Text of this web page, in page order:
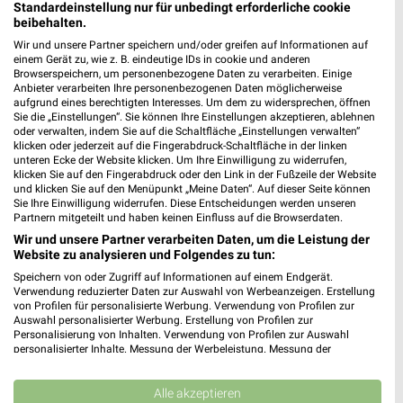
Gundelsheimer Str. 3
96103 Hallstadt
336,94 km
Drogerie & Parfümerie Angebote für Bamberg
und Umgebung
6 Prospekte
Müller Müller
Standardeinstellung nur für unbedingt erforderliche cookie
beibehalten.
Wir und unsere Partner speichern und/oder greifen auf Informationen auf
einem Gerät zu, wie z. B. eindeutige IDs in cookie und anderen
Browserspeichern, um personenbezogene Daten zu verarbeiten. Einige
Anbieter verarbeiten Ihre personenbezogenen Daten möglicherweise
aufgrund eines berechtigten Interesses. Um dem zu widersprechen, öffnen
Sie die „Einstellungen“. Sie können Ihre Einstellungen akzeptieren, ablehnen
oder verwalten, indem Sie auf die Schaltfläche „Einstellungen verwalten“
klicken oder jederzeit auf die Fingerabdruck-Schaltfläche in der linken
unteren Ecke der Website klicken. Um Ihre Einwilligung zu widerrufen,
klicken Sie auf den Fingerabdruck oder den Link in der Fußzeile der Website
und klicken Sie auf den Menüpunkt „Meine Daten“. Auf dieser Seite können
Sie Ihre Einwilligung widerrufen. Diese Entscheidungen werden unseren
Partnern mitgeteilt und haben keinen Einfluss auf die Browserdaten.
Wir und unsere Partner verarbeiten Daten, um die Leistung der
Website zu analysieren und Folgendes zu tun:
Speichern von oder Zugriff auf Informationen auf einem Endgerät.
Verwendung reduzierter Daten zur Auswahl von Werbeanzeigen. Erstellung
von Profilen für personalisierte Werbung. Verwendung von Profilen zur
Auswahl personalisierter Werbung. Erstellung von Profilen zur
Personalisierung von Inhalten. Verwendung von Profilen zur Auswahl
personalisierter Inhalte. Messung der Werbeleistung. Messung der
Kombinationen von Daten aus verschiedenen Quellen. Entwicklung und
Verbesserung der Angebote. Verwendung reduzierter Daten zur Auswahl
Alle akzeptieren